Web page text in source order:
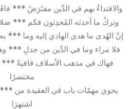
والاقتداءُ بهم في الدِّين مفتَرَضٌ ***
وتركُ ما أحدثه المُحدِثون فكم ***
إنْ الهُدى ما هدى الهادي إليه وما ***
فلا مراء وما في الدِّين من جدلِ ***
فهاك في مذهب الأسلاف قافيةً ***
مختصرًا
يحوي مهمّات باب في العقيدة من ***
اشتهرَا